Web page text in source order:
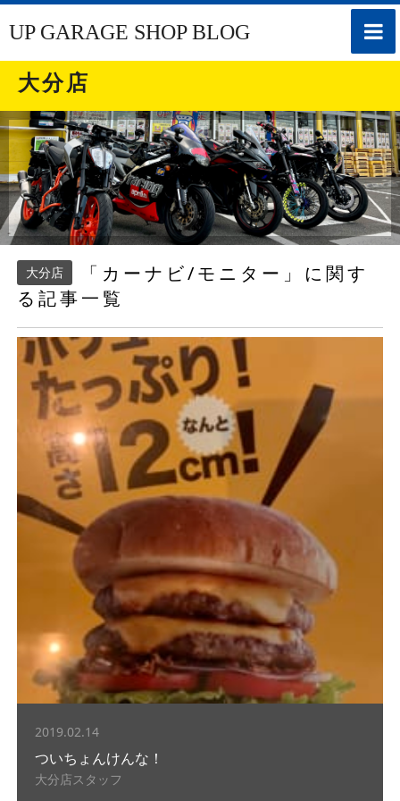
toggle
UP GARAGE SHOP BLOG
大分店
大分店
「カーナビ/モニター」に関す
る記事一覧
2019.02.14
ついちょんけんな！
大分店スタッフ